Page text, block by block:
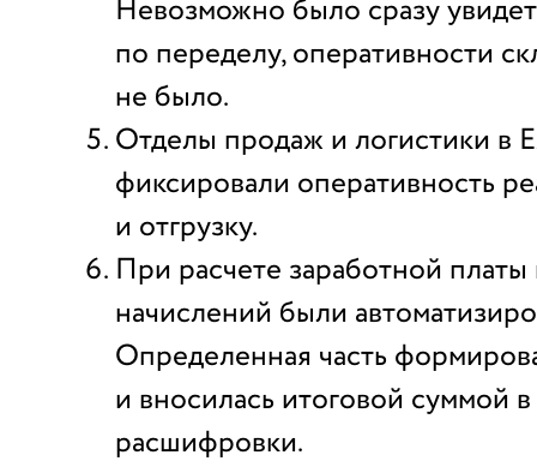
Невозможно было сразу
по переделу, оперативности
не было.
Отделы продаж и логистики в
фиксировали оперативность
и отгрузку.
При расчете заработной
начислений были
Определенная часть
и вносилась итоговой суммой
расшифровки.